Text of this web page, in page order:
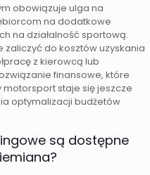
obowiązuje ulga na
na dodatkowe
na działalność sportową.
zaliczyć do kosztów uzyskania
z kierowcą lub
finansowe, które
staje się jeszcze
optymalizacji budżetów
są dostępne